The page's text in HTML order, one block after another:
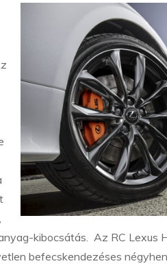
kibocsátás. Az RC Lexus
befecskendezéses